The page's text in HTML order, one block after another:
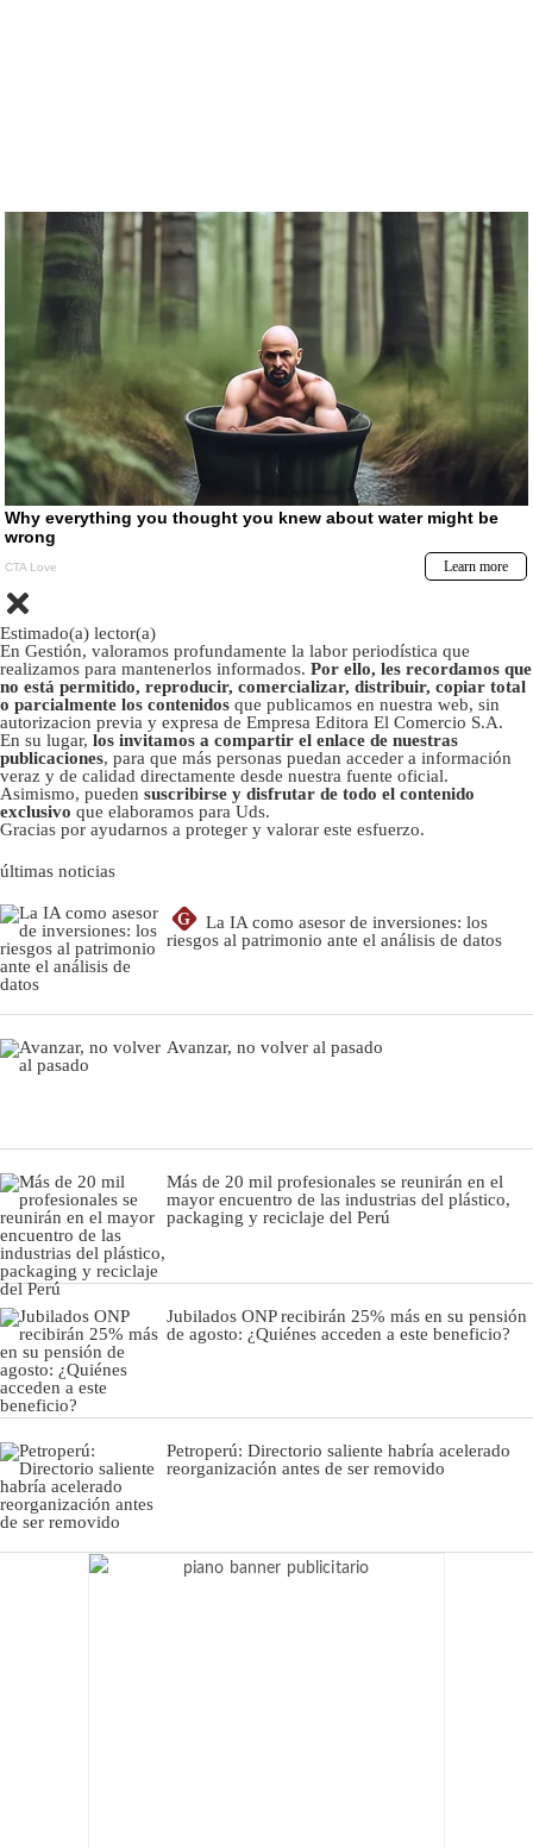
Estimado(a) lector(a)
En Gestión, valoramos profundamente la labor periodística que
realizamos para mantenerlos informados. Por ello, les recordamos que
no está permitido, reproducir, comercializar, distribuir, copiar total
o parcialmente los contenidos que publicamos en nuestra web, sin
autorizacion previa y expresa de Empresa Editora El Comercio S.A.
En su lugar, los invitamos a compartir el enlace de nuestras
publicaciones, para que más personas puedan acceder a información
veraz y de calidad directamente desde nuestra fuente oficial.
Asimismo, pueden suscribirse y disfrutar de todo el contenido
exclusivo que elaboramos para Uds.
Gracias por ayudarnos a proteger y valorar este esfuerzo.
últimas noticias
G
La IA como asesor de inversiones: los
riesgos al patrimonio ante el análisis de datos
Avanzar, no volver al pasado
Más de 20 mil profesionales se reunirán en el
mayor encuentro de las industrias del plástico,
packaging y reciclaje del Perú
Jubilados ONP recibirán 25% más en su pensión
de agosto: ¿Quiénes acceden a este beneficio?
Petroperú: Directorio saliente habría acelerado
reorganización antes de ser removido